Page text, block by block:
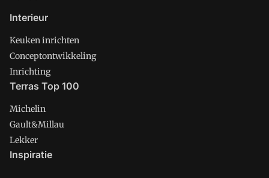
Interieur
Keuken inrichten
Conceptontwikkeling
Inrichting
Terras Top 100
Michelin
Gault&Millau
Lekker
Inspiratie